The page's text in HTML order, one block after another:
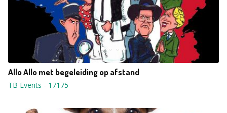
Allo Allo met begeleiding op afstand
TB Events - 17175